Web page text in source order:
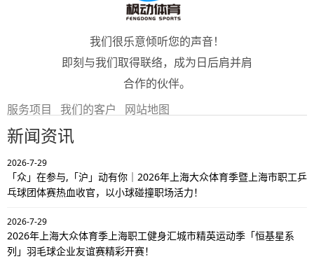
我们很乐意倾听您的声音！
即刻与我们取得联络，成为日后肩并肩
合作的伙伴。
服务项目
我们的客户 网站地图
新闻资讯
2026-7-29
「众」在参与,「沪」动有你｜2026年上海大众体育季暨上海市职工乒
乓球团体赛热血收官，以小球碰撞职场活力！
2026-7-29
2026年上海大众体育季上海职工健身汇城市精英运动季「恒基星系
列」羽毛球企业友谊赛精彩开赛！